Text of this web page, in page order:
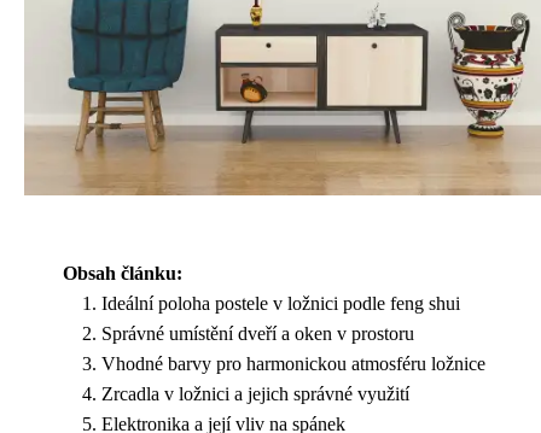
Obsah článku:
Ideální poloha postele v ložnici podle feng shui
Správné umístění dveří a oken v prostoru
Vhodné barvy pro harmonickou atmosféru ložnice
Zrcadla v ložnici a jejich správné využití
Elektronika a její vliv na spánek